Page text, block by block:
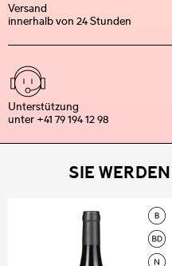
Versand
innerhalb von 24 Stunden
Unterstützung
unter +41 79 194 12 98
SIE